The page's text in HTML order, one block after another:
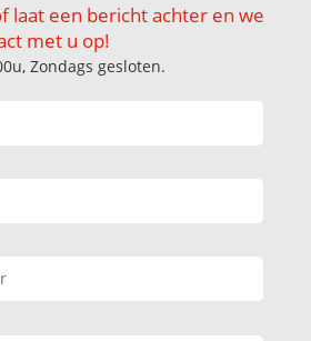
laat een bericht achter en we
met u op!
Zondags gesloten.